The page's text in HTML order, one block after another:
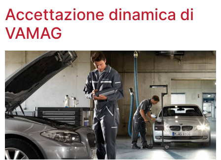
Accettazione dinamica di
VAMAG